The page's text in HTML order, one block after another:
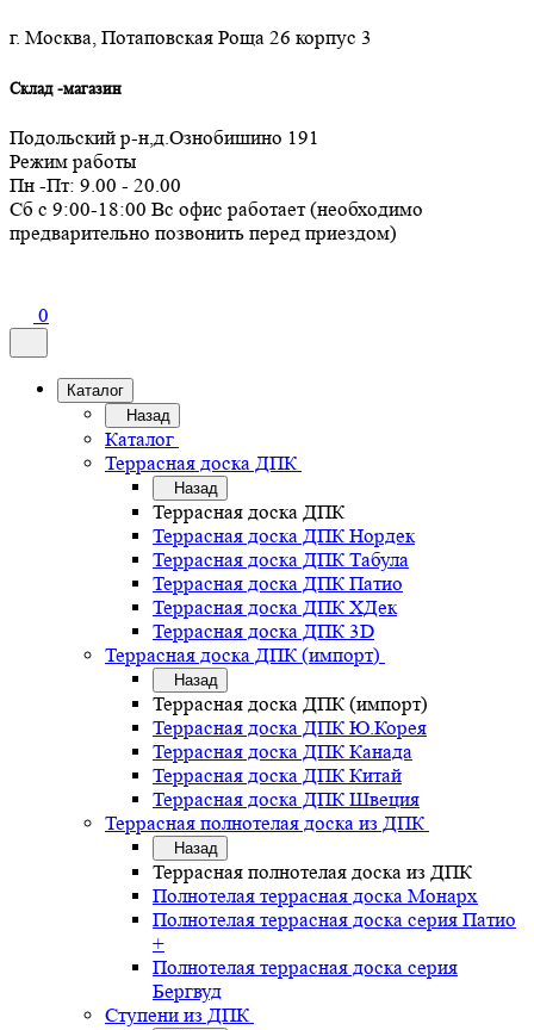
г. Москва, Потаповская Роща 26 корпус 3
Склад -магазин
Подольский р-н,д.Ознобишино 191
Режим работы
Пн -Пт: 9.00 - 20.00
Сб с 9:00-18:00 Вс офис работает (необходимо
предварительно позвонить перед приездом)
0
Каталог
Назад
Каталог
Террасная доска ДПК
Назад
Террасная доска ДПК
Террасная доска ДПК Нордек
Террасная доска ДПК Табула
Террасная доска ДПК Патио
Террасная доска ДПК ХДек
Террасная доска ДПК 3D
Террасная доска ДПК (импорт)
Назад
Террасная доска ДПК (импорт)
Террасная доска ДПК Ю.Корея
Террасная доска ДПК Канада
Террасная доска ДПК Китай
Террасная доска ДПК Швеция
Террасная полнотелая доска из ДПК
Назад
Террасная полнотелая доска из ДПК
Полнотелая террасная доска Монарх
Полнотелая террасная доска серия Патио
+
Полнотелая террасная доска серия
Бергвуд
Ступени из ДПК